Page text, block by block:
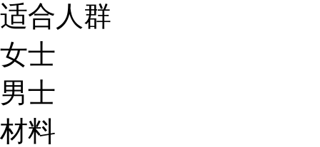
适合人群
女士
男士
材料